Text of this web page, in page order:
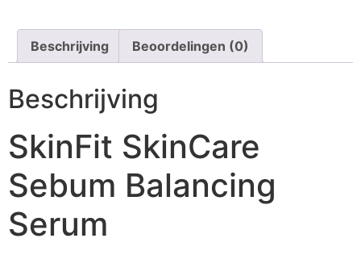
Beschrijving Beoordelingen (0)
Beschrijving
SkinFit SkinCare
Sebum Balancing
Serum